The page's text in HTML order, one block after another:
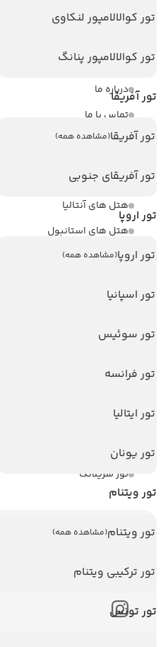
تور کوالالامپور لنکاوی
تور کوالالامپور پنانگ
تور آفریقا
تور آفریقا(مشاهده همه)
تور آفریقای جنوبی
تور اروپا
تور اروپا(مشاهده همه)
تور اسپانیا
تور سوئیس
تور فرانسه
تور ایتالیا
تور یونان
تور ویتنام
تور ویتنام(مشاهده همه)
تور ترکیبی ویتنام
تور تونس
لینک های مفید
ویزا کانادا
درباره ما
تماس با ما
مجله گردشگری
هتل های پر بازدید
هتل های آنتالیا
هتل های استانبول
هتل های تایلند
تور استانبول
تور پوکت
تور بالی
تور سریلانکا
اطلاعات تماس
تهران - ولیعصر - نبش
ملت - برج ملت - طبقه ششم